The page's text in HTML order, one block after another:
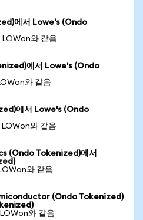
에서 Lowe's (Ondo
와 같음
에서 Lowe's (Ondo
와 같음
에서 Lowe's (Ondo
와 같음
(Ondo Tokenized)에서
와 같음
(Ondo Tokenized)
와 같음